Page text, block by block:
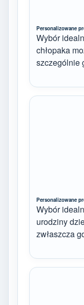
Personalizowane
Wybór
chłopaka
szczególnie
Personalizowane
Wybór
urodziny
zwłaszcza